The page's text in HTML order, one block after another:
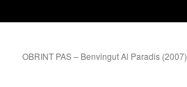
OBRINT PAS – Benvingut Al Paradis (2007)